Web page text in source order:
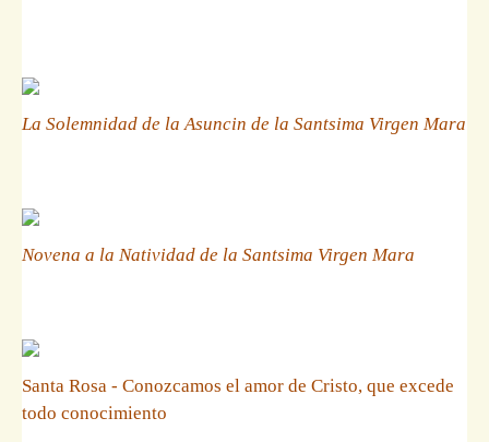
La Solemnidad de la Asuncin de la Santsima Virgen Mara
Novena a la Natividad de la Santsima Virgen Mara
Santa Rosa - Conozcamos el amor de Cristo, que excede
todo conocimiento